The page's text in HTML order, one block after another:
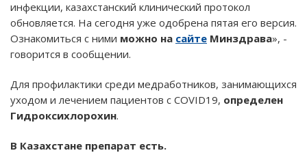
инфекции, казахстанский клинический протокол
обновляется. На сегодня уже одобрена пятая его версия.
Ознакомиться с ними можно на сайте Минздрава», -
говорится в сообщении.
Для профилактики среди медработников, занимающихся
уходом и лечением пациентов с COVID19, определен
Гидроксихлорохин.
В Казахстане препарат есть.